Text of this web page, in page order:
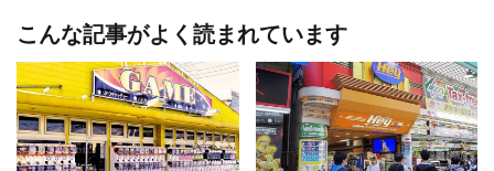
こんな記事がよく読まれています